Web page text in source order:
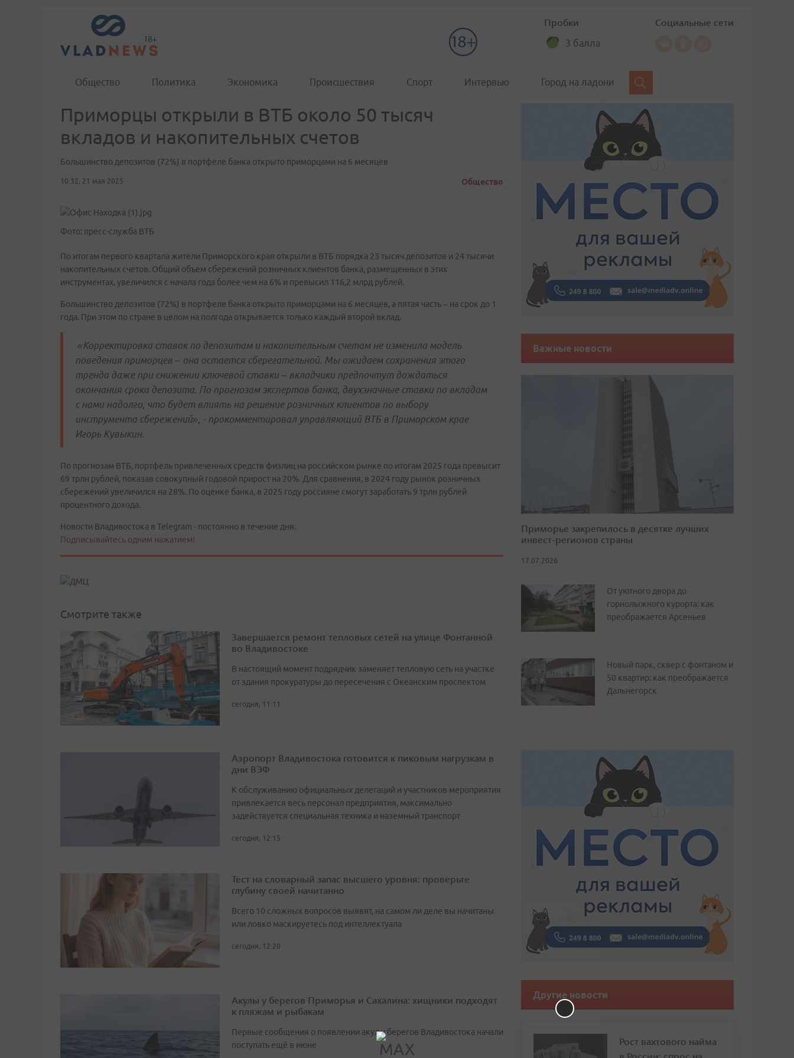
Пробки
3 балла
Социальные сети
Общество Политика Экономика Происшествия Спорт Интервью Город на ладони
Приморцы открыли в ВТБ около 50 тысяч
вкладов и накопительных счетов
Большинство депозитов (72%) в портфеле банка открыто приморцами на 6 месяцев
10:32, 21 мая 2025 Общество
Фото: пресс-служба ВТБ
По итогам первого квартала жители Приморского края открыли в ВТБ порядка 23 тысяч депозитов и 24 тысячи
накопительных счетов. Общий объем сбережений розничных клиентов банка, размещенных в этих
инструментах, увеличился с начала года более чем на 6% и превысил 116,2 млрд рублей.
Большинство депозитов (72%) в портфеле банка открыто приморцами на 6 месяцев, а пятая часть – на срок до 1
года. При этом по стране в целом на полгода открывается только каждый второй вклад.
«Корректировка ставок по депозитам и накопительным счетам не изменила модель
поведения приморцев – она остается сберегательной. Мы ожидаем сохранения этого
тренда даже при снижении ключевой ставки – вкладчики предпочтут дождаться
окончания срока депозита. По прогнозам экспертов банка, двухзначные ставки по вкладам
с нами надолго, что будет влиять на решение розничных клиентов по выбору
инструмента сбережений», - прокомментировал управляющий ВТБ в Приморском крае
Игорь Кувыкин.
По прогнозам ВТБ, портфель привлеченных средств физлиц на российском рынке по итогам 2025 года превысит
69 трлн рублей, показав совокупный годовой прирост на 20%. Для сравнения, в 2024 году рынок розничных
сбережений увеличился на 28%. По оценке банка, в 2025 году россияне смогут заработать 9 трлн рублей
процентного дохода.
Новости Владивостока в Telegram - постоянно в течение дня.
Подписывайтесь одним нажатием!
Смотрите также
Завершается ремонт тепловых сетей на улице Фонтанной
во Владивостоке
В настоящий момент подрядчик заменяет тепловую сеть на участке
от здания прокуратуры до пересечения с Океанским проспектом
сегодня, 11:11
Аэропорт Владивостока готовится к пиковым нагрузкам в
дни ВЭФ
К обслуживанию официальных делегаций и участников мероприятия
привлекается весь персонал предприятия, максимально
задействуется специальная техника и наземный транспорт
сегодня, 12:15
Тест на словарный запас высшего уровня: проверьте
глубину своей начитанно
Всего 10 сложных вопросов выявят, на самом ли деле вы начитаны
или ловко маскируетесь под интеллектуала
сегодня, 12:20
Акулы у берегов Приморья и Сахалина: хищники подходят
к пляжам и рыбакам
Первые сообщения о появлении акул у берегов Владивостока начали
поступать ещё в июне
Важные новости
Приморье закрепилось в десятке лучших
инвест-регионов страны
17.07.2026
От уютного двора до
горнолыжного курорта: как
преображается Арсеньев
Новый парк, сквер с фонтаном и
50 квартир: как преображается
Дальнегорск
Другие новости
Рост вахтового найма